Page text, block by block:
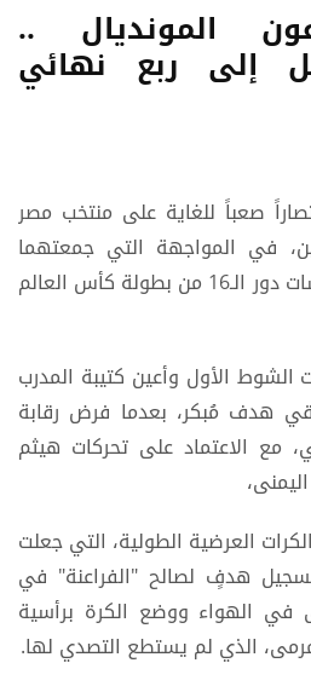
المونديال ..
إلى ربع نهائي
صعباً للغاية على منتخب مصر
في المواجهة التي جمعتهما
مساء الثلاثاء، ضمن منافسات دور الـ16 من بطولة كأس العالم
الأول وأعين كتيبة المدرب
هدف مُبكر، بعدما فرض رقابة
مع الاعتماد على تحركات هيثم
العرضية الطولية، التي جعلت
هدفٍ لصالح "الفراعنة" في
ارتقى في الهواء ووضع الكرة برأسية
الذي لم يستطع التصدي لها.